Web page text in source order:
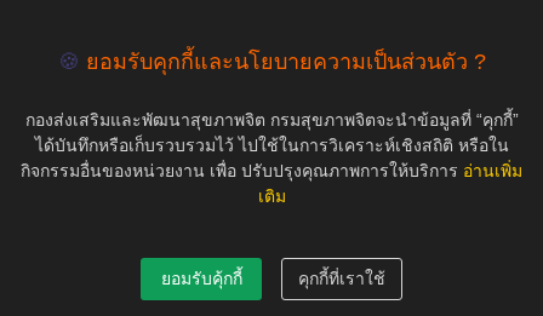
empty
🍪 ยอมรับคุกกี้และนโยบายความเป็นส่วนตัว ?
กองส่งเสริมและพัฒนาสุขภาพจิต กรมสุขภาพจิตจะนำข้อมูลที่ “คุกกี้”
ได้บันทึกหรือเก็บรวบรวมไว้ ไปใช้ในการวิเคราะห์เชิงสถิติ หรือใน
กิจกรรมอื่นของหน่วยงาน เพื่อ ปรับปรุงคุณภาพการให้บริการ อ่านเพิ่ม
เติม
ยอมรับคุ้กกี้ คุกกี้ที่เราใช้